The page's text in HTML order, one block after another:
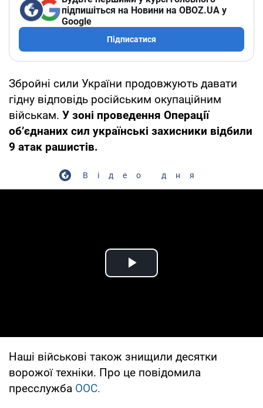
підпишіться на Новини на OBOZ.UA у
Google
Підписатися
Збройні сили України продовжують давати
гідну відповідь російським окупаційним
військам. У зоні проведення Операції
об’єднаних сил українські захисники відбили
9 атак рашистів.
Відео дня
Play Video
Наші військові також знищили десятки
ворожої техніки. Про це повідомила
пресслужба ООС.